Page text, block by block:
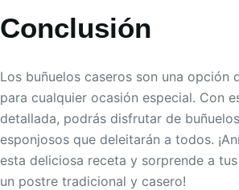
Conclusión
Los buñuelos caseros son una opción
para cualquier ocasión especial. Con
detallada, podrás disfrutar de
esponjosos que deleitarán a todos.
esta deliciosa receta y sorprende a
un postre tradicional y casero!